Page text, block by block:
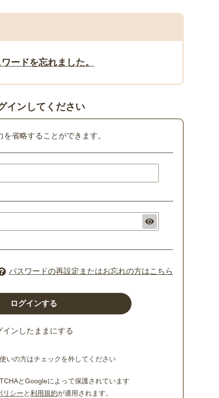
ードを忘れました。
インしてください
省略することができます。
パスワードの再設定またはお忘れの方はこちら
インしたままにする
いの方はチェックを外してください
とGoogleによって保護されています
リシーと利用規約が適用されます。